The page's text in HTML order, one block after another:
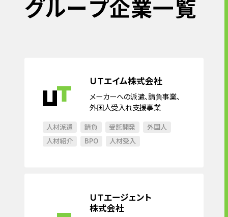
グループ企業一覧
ＵＴエイム株式会社
メーカーへの派遣、請負事業、
外国人受入れ支援事業
人材派遣 請負 受託開発
外国人
人材紹介
BPO 人材受入
ＵＴエージェント
株式会社